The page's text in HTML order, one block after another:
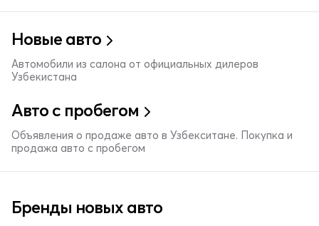
Новые авто
Автомобили из салона от официальных дилеров
Узбекистана
Авто с пробегом
Объявления о продаже авто в Узбекситане. Покупка и
продажа авто с пробегом
Бренды новых авто